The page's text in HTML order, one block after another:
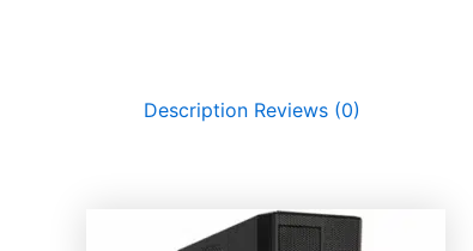
Description Reviews (0)